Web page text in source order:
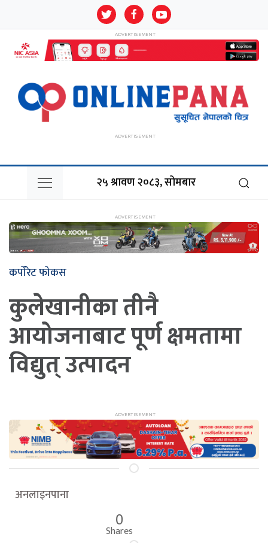
२५ श्रावण २०८३, सोमबार
कर्पोरेट फोकस
कुलेखानीका तीनै
आयोजनाबाट पूर्ण क्षमतामा
विद्युत् उत्पादन
अनलाइनपाना
0
Shares